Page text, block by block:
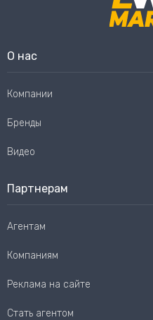
О нас
Компании
Бренды
Видео
Партнерам
Агентам
Компаниям
Реклама на сайте
Стать агентом